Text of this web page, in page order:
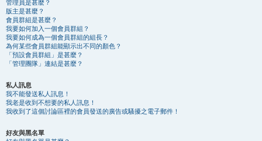
管理員是甚麼？
版主是甚麼？
會員群組是甚麼？
我要如何加入一個會員群組？
我要如何成為一個會員群組的組長？
為何某些會員群組能顯示出不同的顏色？
「預設會員群組」是甚麼？
「管理團隊」連結是甚麼？
私人訊息
我不能發送私人訊息！
我老是收到不想要的私人訊息！
我收到了這個討論區裡的會員發送的廣告或騷擾之電子郵件！
好友與黑名單